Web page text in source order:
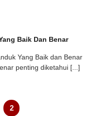
Baik Dan Benar
Yang Baik dan Benar
penting diketahui [...]
2